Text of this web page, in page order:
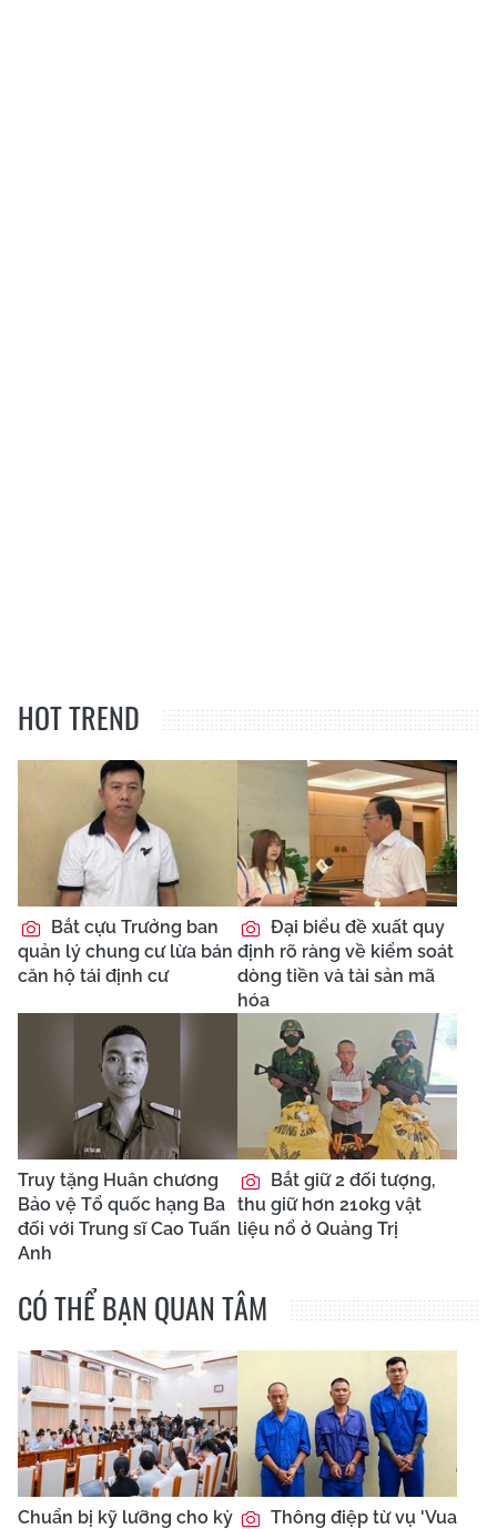
HOT TREND
Bắt cựu Trưởng ban
quản lý chung cư lừa bán
căn hộ tái định cư
Đại biểu đề xuất quy
định rõ ràng về kiểm soát
dòng tiền và tài sản mã
hóa
Truy tặng Huân chương
Bảo vệ Tổ quốc hạng Ba
đối với Trung sĩ Cao Tuấn
Anh
Bắt giữ 2 đối tượng,
thu giữ hơn 210kg vật
liệu nổ ở Quảng Trị
CÓ THỂ BẠN QUAN TÂM
Chuẩn bị kỹ lưỡng cho kỳ
Thông điệp từ vụ 'Vua